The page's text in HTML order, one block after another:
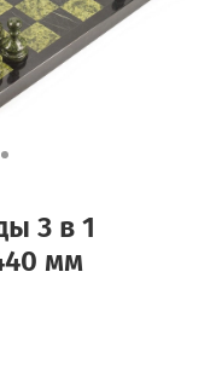
3 в 1
мм